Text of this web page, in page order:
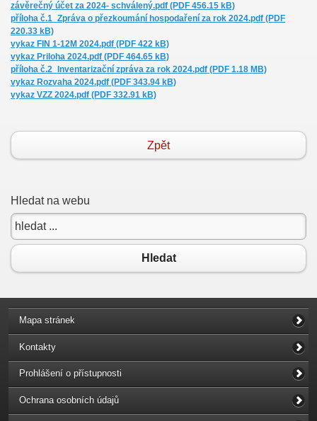
závěrečný účet za 2024- schválený.pdf (PDF 456.15 kB)
příloha č.1_Zpráva o přezkoumání hospodaření za rok 2024.pdf (PDF
220.33 kB)
vykaz FIN 1-12M 2024.pdf (PDF 422 kB)
vykaz Priloha 2024.pdf (PDF 464.65 kB)
příloha č.2_Inventarizační zpráva za rok 2024.pdf (PDF 1.18 MB)
vykaz Rozvaha 2024.pdf (PDF 343.94 kB)
vykaz VZZ 2024.pdf (PDF 332.91 kB)
Zpět
Hledat na webu
Hledat
Mapa stránek
Kontakty
Prohlášení o přístupnosti
Ochrana osobních údajů